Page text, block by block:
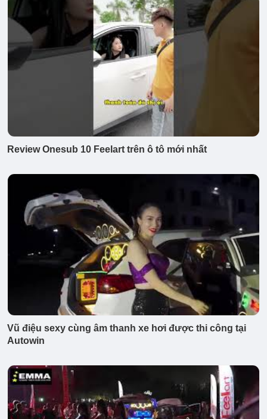
Review Onesub 10 Feelart trên ô tô mới nhất
Vũ điệu sexy cùng âm thanh xe hơi được thi công tại
Autowin